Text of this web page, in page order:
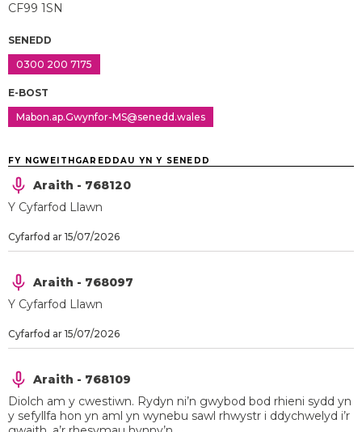
CF99 1SN
SENEDD
0300 200 7175
E-BOST
Mabon.ap.Gwynfor-MS@senedd.wales
FY NGWEITHGAREDDAU YN Y SENEDD
Araith - 768120
Y Cyfarfod Llawn
Cyfarfod ar 15/07/2026
Araith - 768097
Y Cyfarfod Llawn
Cyfarfod ar 15/07/2026
Araith - 768109
Diolch am y cwestiwn. Rydyn ni’n gwybod bod rhieni sydd yn
y sefyllfa hon yn aml yn wynebu sawl rhwystr i ddychwelyd i’r